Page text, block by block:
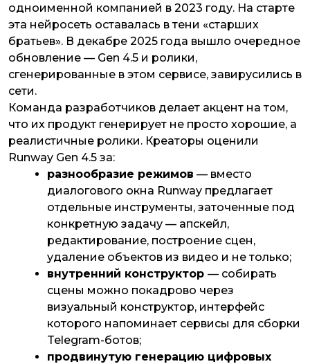
одноименной компанией в 2023 году. На старте
эта нейросеть оставалась в тени «старших
братьев». В декабре 2025 года вышло очередное
обновление — Gen 4.5 и ролики,
сгенерированные в этом сервисе, завирусились в
сети.
Команда разработчиков делает акцент на том,
что их продукт генерирует не просто хорошие, а
реалистичные ролики. Креаторы оценили
Runway Gen 4.5 за:
разнообразие режимов — вместо
диалогового окна Runway предлагает
отдельные инструменты, заточенные под
конкретную задачу — апскейл,
редактирование, построение сцен,
удаление объектов из видео и не только;
внутренний конструктор — собирать
сцены можно покадрово через
визуальный конструктор, интерфейс
которого напоминает сервисы для сборки
Telegram-ботов;
продвинутую генерацию цифровых